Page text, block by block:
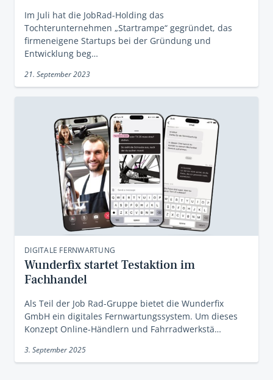
Im Juli hat die JobRad-Holding das
Tochterunternehmen „Startrampe“ gegründet, das
firmeneigene Startups bei der Gründung und
Entwicklung beg…
21. September 2023
DIGITALE FERNWARTUNG
Wunderfix startet Testaktion im
Fachhandel
Als Teil der Job Rad-Gruppe bietet die Wunderfix
GmbH ein digitales Fernwartungssystem. Um dieses
Konzept Online-Händlern und Fahrradwerkstä…
3. September 2025